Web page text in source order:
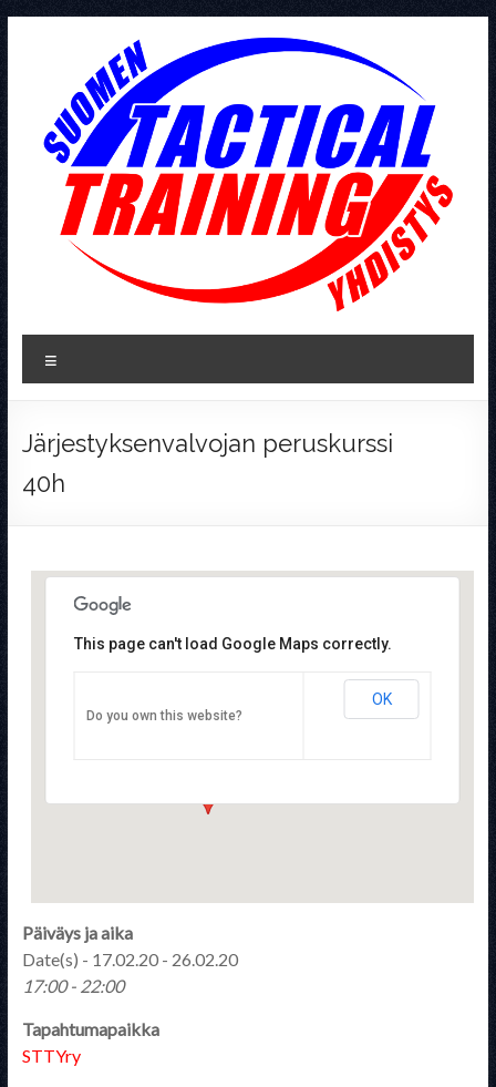
Tactical
Training
Järjestyksenvalvojan peruskurssi
40h
Pulttitie 16 - Helsinki
This page can't load Google Maps correctly.
Do you own this website?
OK
Päiväys ja aika
Date(s) - 17.02.20 - 26.02.20
17:00 - 22:00
Tapahtumapaikka
STTYry